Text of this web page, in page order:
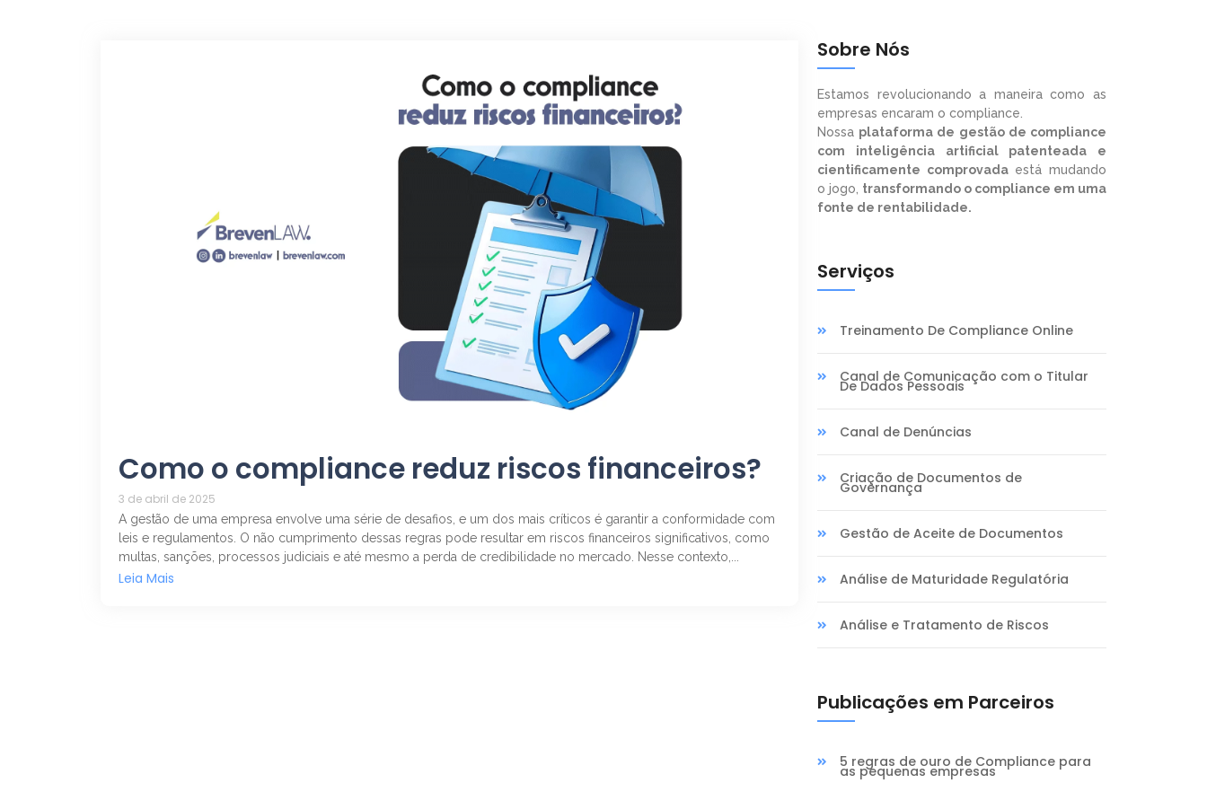
Como o compliance reduz riscos financeiros?
3 de abril de 2025
A gestão de uma empresa envolve uma série de desafios, e um dos mais críticos é garantir a conformidade com
leis e regulamentos. O não cumprimento dessas regras pode resultar em riscos financeiros significativos, como
multas, sanções, processos judiciais e até mesmo a perda de credibilidade no mercado. Nesse contexto,...
Leia Mais
Sobre Nós
Estamos revolucionando a maneira como as
empresas encaram o compliance.
Nossa plataforma de gestão de compliance
com inteligência artificial patenteada e
cientificamente comprovadaestá mudando
o jogo, transformando o compliance em uma
fonte de rentabilidade.
Serviços
Treinamento De Compliance Online
Canal de Comunicação com o Titular
De Dados Pessoais
Canal de Denúncias
Criação de Documentos de
Governança
Gestão de Aceite de Documentos
Análise de Maturidade Regulatória
Análise e Tratamento de Riscos
Publicações em Parceiros
5 regras de ouro de Compliance para
as pequenas empresas